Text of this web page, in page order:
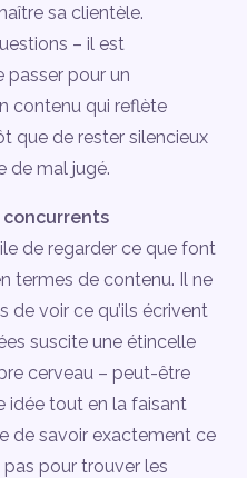
sa clientèle.
– il est
passer pour un
contenu qui reflète
que de rester silencieux
de mal jugé.
de regarder ce que font
termes de contenu. Il ne
de voir ce qu’ils écrivent
suscite une étincelle
cerveau – peut-être
idée tout en la faisant
de savoir exactement ce
pour trouver les